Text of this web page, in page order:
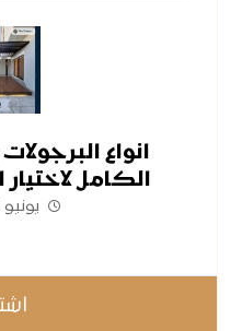
انواع
الكامل لاختيار
يونيو ٢٤, ٢٠٢٦